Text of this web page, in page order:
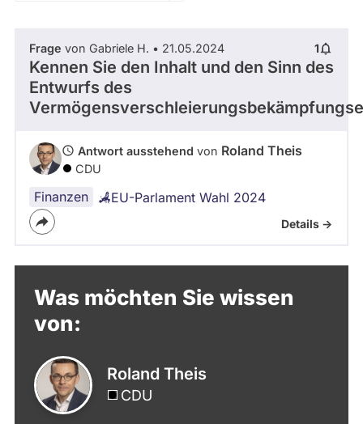
werden
nicht
berücksichtigt.
Thema
- Alle -
Antwort Status
- Alle -
Frage von Gabriele H. • 21.05.2024 1
Kennen Sie den Inhalt und den Sinn des
Entwurfs des
Antwort ausstehend von Roland Theis
CDU
Finanzen EU-Parlament Wahl 2024
Details ->
Was möchten Sie wissen
von:
Roland Theis
CDU